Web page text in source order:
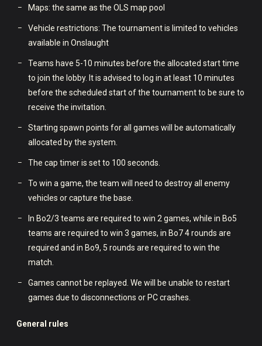
Maps: the same as the OLS map pool
Vehicle restrictions: The tournament is limited to vehicles
available in Onslaught
Teams have 5-10 minutes before the allocated start time
to join the lobby. It is advised to log in at least 10 minutes
before the scheduled start of the tournament to be sure to
receive the invitation.
Starting spawn points for all games will be automatically
allocated by the system.
The cap timer is set to 100 seconds.
To win a game, the team will need to destroy all enemy
vehicles or capture the base.
In Bo2/3 teams are required to win 2 games, while in Bo5
teams are required to win 3 games, in Bo7 4 rounds are
required and in Bo9, 5 rounds are required to win the
match.
Games cannot be replayed. We will be unable to restart
games due to disconnections or PC crashes.
General rules